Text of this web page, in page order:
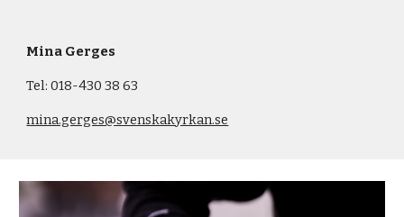
Mina Gerges
Tel: 018-430 38 63
mina.gerges@svenskakyrkan.se